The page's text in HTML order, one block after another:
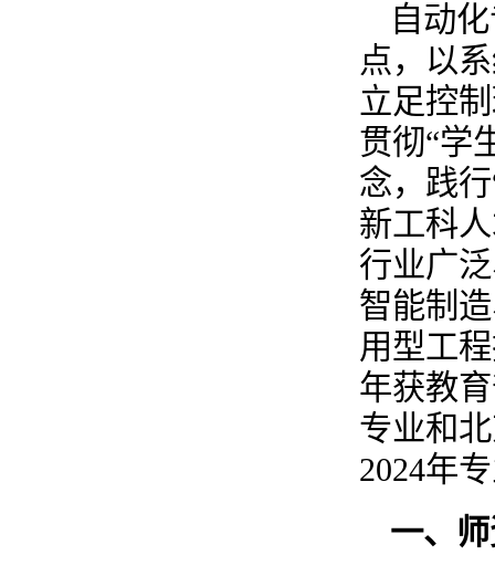
自动
点，以
立足控
贯彻“学
念，践
新工科
行业广
智能制
用型工
年获教
专业和
2024年
一、